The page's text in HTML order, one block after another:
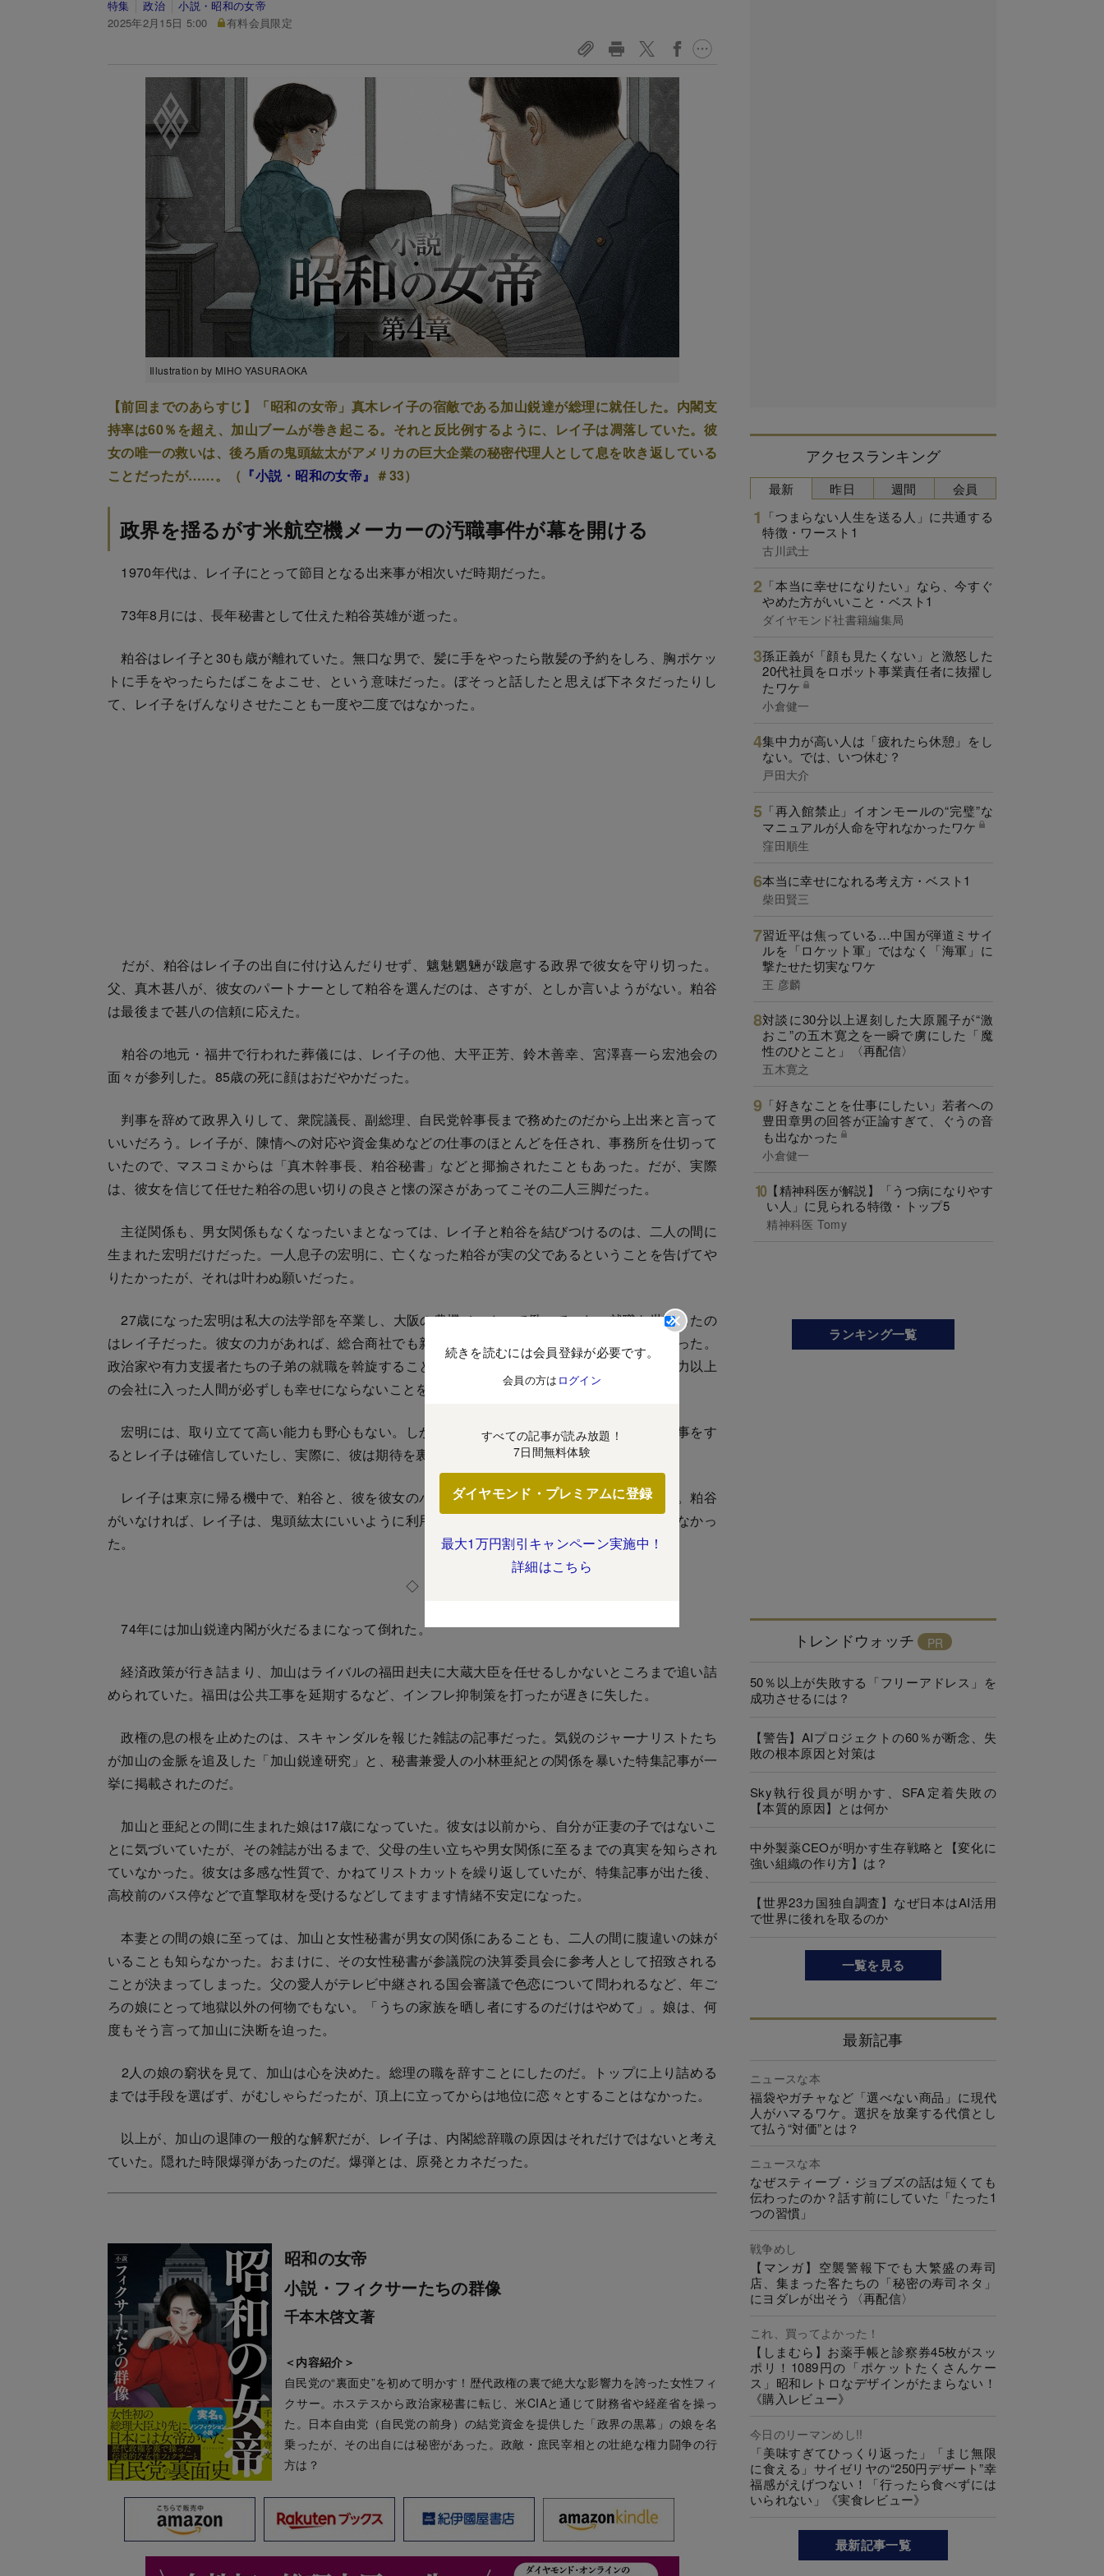
特集 政治
小説・昭和の女帝
2025年2月15日 5:00
有料会員限定
Illustration by MIHO YASURAOKA
【前回までのあらすじ】「昭和の女帝」真木レイ子の宿敵である加山鋭達が総理に就任した。内閣支
持率は60％を超え、加山ブームが巻き起こる。それと反比例するように、レイ子は凋落していた。彼
女の唯一の救いは、後ろ盾の鬼頭紘太がアメリカの巨大企業の秘密代理人として息を吹き返している
ことだったが……。（ 『小説・昭和の女帝』 ＃33）
政界を揺るがす米航空機メーカーの汚職事件が幕を開ける
1970年代は、レイ子にとって節目となる出来事が相次いだ時期だった。
73年8月には、長年秘書として仕えた粕谷英雄が逝った。
粕谷はレイ子と30も歳が離れていた。無口な男で、髪に手をやったら散髪の予約をしろ、胸ポケッ
トに手をやったらたばこをよこせ、という意味だった。ぼそっと話したと思えば下ネタだったりし
て、レイ子をげんなりさせたことも一度や二度ではなかった。
だが、粕谷はレイ子の出自に付け込んだりせず、魑魅魍魎が跋扈する政界で彼女を守り切った。
父、真木甚八が、彼女のパートナーとして粕谷を選んだのは、さすが、としか言いようがない。粕谷
は最後まで甚八の信頼に応えた。
粕谷の地元・福井で行われた葬儀には、レイ子の他、大平正芳、鈴木善幸、宮澤喜一ら宏池会の
面々が参列した。85歳の死に顔はおだやかだった。
判事を辞めて政界入りして、衆院議長、副総理、自民党幹事長まで務めたのだから上出来と言って
いいだろう。レイ子が、陳情への対応や資金集めなどの仕事のほとんどを任され、事務所を仕切って
いたので、マスコミからは「真木幹事長、粕谷秘書」などと揶揄されたこともあった。だが、実際
は、彼女を信じて任せた粕谷の思い切りの良さと懐の深さがあってこその二人三脚だった。
主従関係も、男女関係もなくなったいまとなっては、レイ子と粕谷を結びつけるのは、二人の間に
生まれた宏明だけだった。一人息子の宏明に、亡くなった粕谷が実の父であるということを告げてや
りたかったが、それは叶わぬ願いだった。
27歳になった宏明は私大の法学部を卒業し、大阪の農機メーカーで働いていた。就職を世話したの
はレイ子だった。彼女の力があれば、総合商社でも新聞社でも入れてやれたが、そうはしなかった。
政治家や有力支援者たちの子弟の就職を斡旋することが多かったが、その後の経過を見て、実力以上
の会社に入った人間が必ずしも幸せにならないことを知っていたからだ。
宏明には、取り立てて高い能力も野心もない。しかし、農機メーカーの社員として実直に仕事をす
るとレイ子は確信していたし、実際に、彼は期待を裏切らなかった。
レイ子は東京に帰る機中で、粕谷と、彼を彼女のパートナーに選んだ甚八に心から感謝した。粕谷
がいなければ、レイ子は、鬼頭紘太にいいように利用されて、使い捨てにされていたかもしれなかっ
た。
◇
74年には加山鋭達内閣が火だるまになって倒れた。
経済政策が行き詰まり、加山はライバルの福田赳夫に大蔵大臣を任せるしかないところまで追い詰
められていた。福田は公共工事を延期するなど、インフレ抑制策を打ったが遅きに失した。
政権の息の根を止めたのは、スキャンダルを報じた雑誌の記事だった。気鋭のジャーナリストたち
が加山の金脈を追及した「加山鋭達研究」と、秘書兼愛人の小林亜紀との関係を暴いた特集記事が一
挙に掲載されたのだ。
加山と亜紀との間に生まれた娘は17歳になっていた。彼女は以前から、自分が正妻の子ではないこ
とに気づいていたが、その雑誌が出るまで、父母の生い立ちや男女関係に至るまでの真実を知らされ
ていなかった。彼女は多感な性質で、かねてリストカットを繰り返していたが、特集記事が出た後、
高校前のバス停などで直撃取材を受けるなどしてますます情緒不安定になった。
本妻との間の娘に至っては、加山と女性秘書が男女の関係にあることも、二人の間に腹違いの妹が
いることも知らなかった。おまけに、その女性秘書が参議院の決算委員会に参考人として招致される
ことが決まってしまった。父の愛人がテレビ中継される国会審議で色恋について問われるなど、年ご
ろの娘にとって地獄以外の何物でもない。「うちの家族を晒し者にするのだけはやめて」。娘は、何
度もそう言って加山に決断を迫った。
2人の娘の窮状を見て、加山は心を決めた。総理の職を辞すことにしたのだ。トップに上り詰める
までは手段を選ばず、がむしゃらだったが、頂上に立ってからは地位に恋々とすることはなかった。
以上が、加山の退陣の一般的な解釈だが、レイ子は、内閣総辞職の原因はそれだけではないと考え
ていた。隠れた時限爆弾があったのだ。爆弾とは、原発とカネだった。
昭和の女帝
小説・フィクサーたちの群像
千本木啓文著
＜内容紹介＞
自民党の“裏面史”を初めて明かす！歴代政権の裏で絶大な影響力を誇った女性フィ
クサー。ホステスから政治家秘書に転じ、米CIAと通じて財務省や経産省を操っ
た。日本自由党（自民党の前身）の結党資金を提供した「政界の黒幕」の娘を名
乗ったが、その出自には秘密があった。政敵・庶民宰相との壮絶な権力闘争の行
方は？
続きを読むには会員登録が必要です。
会員の方は ログイン
すべての記事が読み放題！
7日間無料体験
ダイヤモンド・プレミアムに登録
最大1万円割引キャンペーン実施中！
詳細はこちら
アクセスランキング
最新
「つまらない人生を送る人」に共通する
特徴・ワースト1
古川武士
「本当に幸せになりたい」なら、今すぐ
やめた方がいいこと・ベスト1
ダイヤモンド社書籍編集局
孫正義が「顔も見たくない」と激怒した
20代社員をロボット事業責任者に抜擢し
たワケ
小倉健一
集中力が高い人は「疲れたら休憩」をし
ない。では、いつ休む？
戸田大介
「再入館禁止」イオンモールの“完璧”な
マニュアルが人命を守れなかったワケ
窪田順生
本当に幸せになれる考え方・ベスト1
柴田賢三
習近平は焦っている…中国が弾道ミサイ
ルを「ロケット軍」ではなく「海軍」に
撃たせた切実なワケ
王 彦麟
対談に30分以上遅刻した大原麗子が“激
おこ”の五木寛之を一瞬で虜にした「魔
性のひとこと」〈再配信〉
五木寛之
「好きなことを仕事にしたい」若者への
豊田章男の回答が正論すぎて、ぐうの音
も出なかった
小倉健一
【精神科医が解説】「うつ病になりやす
い人」に見られる特徴・トップ5
精神科医 Tomy
昨日 週間 会員
ランキング一覧
トレンドウォッチ
50％以上が失敗する「フリーアドレス」を
成功させるには？
【警告】AIプロジェクトの60％が断念、失
敗の根本原因と対策は
Sky執行役員が明かす、SFA定着失敗の
【本質的原因】とは何か
中外製薬CEOが明かす生存戦略と【変化に
強い組織の作り方】は？
【世界23カ国独自調査】なぜ日本はAI活用
で世界に後れを取るのか
一覧を見る
最新記事
ニュースな本
福袋やガチャなど「選べない商品」に現代
人がハマるワケ。選択を放棄する代償とし
て払う“対価”とは？
ニュースな本
なぜスティーブ・ジョブズの話は短くても
伝わったのか？話す前にしていた「たった1
つの習慣」
戦争めし
【マンガ】空襲警報下でも大繁盛の寿司
店、集まった客たちの「秘密の寿司ネタ」
にヨダレが出そう〈再配信〉
これ、買ってよかった！
【しまむら】お薬手帳と診察券45枚がスッ
ポリ！1089円の「ポケットたくさんケー
ス」昭和レトロなデザインがたまらない！
《購入レビュー》
今日のリーマンめし!!
「美味すぎてひっくり返った」「まじ無限
に食える」サイゼリヤの“250円デザート”幸
福感がえげつない！「行ったら食べずには
いられない」《実食レビュー》
最新記事一覧